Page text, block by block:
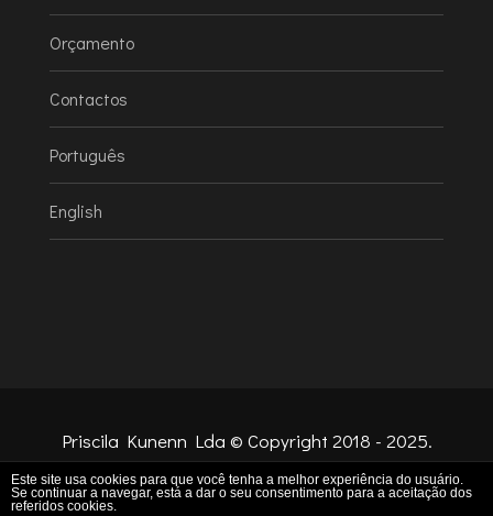
Orçamento
Contactos
Português
English
Priscila Kunenn Lda © Copyright 2018 - 2025.
Todos Os Direitos Reservados Aos
Proprietários. Desenvolvido por
Este site usa cookies para que você tenha a melhor experiência do usuário.
Se continuar a navegar, está a dar o seu consentimento para a aceitação dos
referidos cookies.